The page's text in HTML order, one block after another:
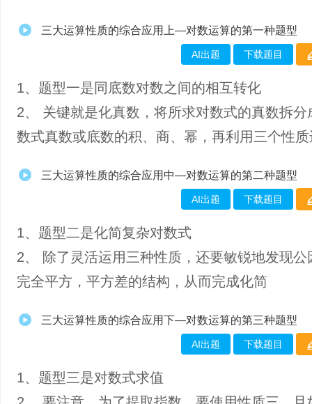
三大运算性质的综合应用上—对数运算的第一种题型
AI出题 下载题目
1、题型一是同底数对数之间的相互转化
2、 关键就是化真数，将所求对数式的真数拆分
数式真数或底数的积、商、幂，再利用三个性
三大运算性质的综合应用中—对数运算的第二种题型
AI出题 下载题目
1、​题型二是化简复杂对数式
2、 除了灵活运用三种性质，还要敏锐地发现公
完全平方，平方差的结构，从而完成化简
三大运算性质的综合应用下—对数运算的第三种题型
AI出题 下载题目
1、题型三是对数式求值